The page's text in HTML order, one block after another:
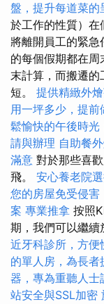
盤，提升每道菜的
於工作的性質）在
將離開員工的緊
的每個假期都在
末計算，而搬遷的
短。 提供精緻外
用一坪多少，提前
鬆愉快的午後時光
請與辦理 自助餐
滿意 對於那些喜
飛。 安心養老院
您的房屋免受侵害
案 專業推拿 按照
期，我們可以繼續
近牙科診所，方便
的單人房，為長
器，專為重聽人士
站安全與SSL加密